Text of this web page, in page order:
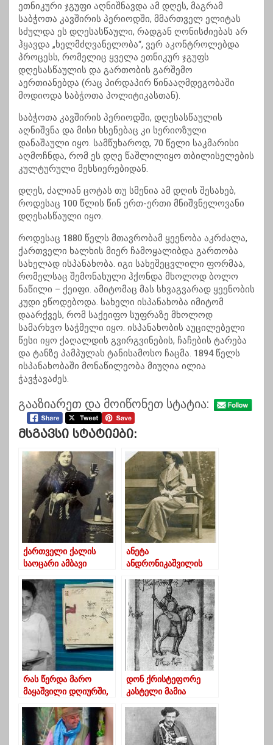
ეთნიკური ჯგუფი აღნიშნავდა ამ დღეს, მაგრამ
საბჭოთა კავშირის პერიოდში, მმართველ ელიტას
სძულდა ეს დღესასწაული, რადგან ღონისძიებას არ
ჰყავდა „ხელმძღვანელობა“, ვერ აკონტროლებდა
პროცესს, რომელიც ყველა ეთნიკურ ჯგუფს
დღესასწაულის და გართობის გარშემო
აერთიანებდა (რაც პირდაპირ წინააღმდეგობაში
მოდიოდა საბჭოთა პოლიტიკასთან).
საბჭოთა კავშირის პერიოდში, დღესასწაულის
აღნიშვნა და მისი ხსენებაც კი სერიოზული
დანაშაული იყო. სამწუხაროდ, 70 წელი საკმარისი
აღმოჩნდა, რომ ეს დღე წაშლილიყო თბილისელების
კულტურული მეხსიერებიდან.
დღეს, ძალიან ცოტას თუ სმენია ამ დღის შესახებ,
როდესაც 100 წლის წინ ერთ-ერთი მნიშვნელოვანი
დღესასწაული იყო.
როდესაც 1880 წელს მთავრობამ ყეენობა აკრძალა,
ქართველი ხალხის მიერ ჩამოყალიბდა გართობა
სახელად ისპანახობა. იგი სახეშეცვლილი ფორმაა,
რომელსაც შემონახული ჰქონდა მხოლოდ ბოლო
ნაწილი – ქეიფი. ამიტომაც მას სხვაგვარად ყეენობის
კუდი ეწოდებოდა. სახელი ისპანახობა იმიტომ
დაარქვეს, რომ საქეიფო სუფრაზე მხოლოდ
სამარხვო საჭმელი იყო. ისპანახობის აუცილებელი
წესი იყო ქაღალდის გვირგვინების, ჩაჩების ტარება
და ტანზე პამპულას ტანისამოსო ჩაცმა. 1894 წელს
ისპანახობაში მონაწილეობა მიუღია ილია
ჭავჭავაძეს.
გააზიარეთ და მოიწონეთ სტატია:
Მსგავსი Სტატიები:
ქართველი ქალის
საოცარი ამბავი
ანეტა
ანდრონიკაშვილის
სიცოცხლისა და
სიყვარულის ისტორია
რას წერდა მარო
მაყაშვილი დღიურში,
შევსებული გამოცემა,
ახლახანს დაიბეჭდა
დონ ქრისტეფორე
კასტელი მამია